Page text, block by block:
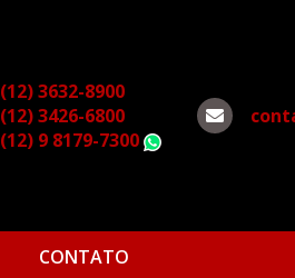
(12) 3632-8900
(12) 3426-6800
(12) 9 8179-7300
CONTATO